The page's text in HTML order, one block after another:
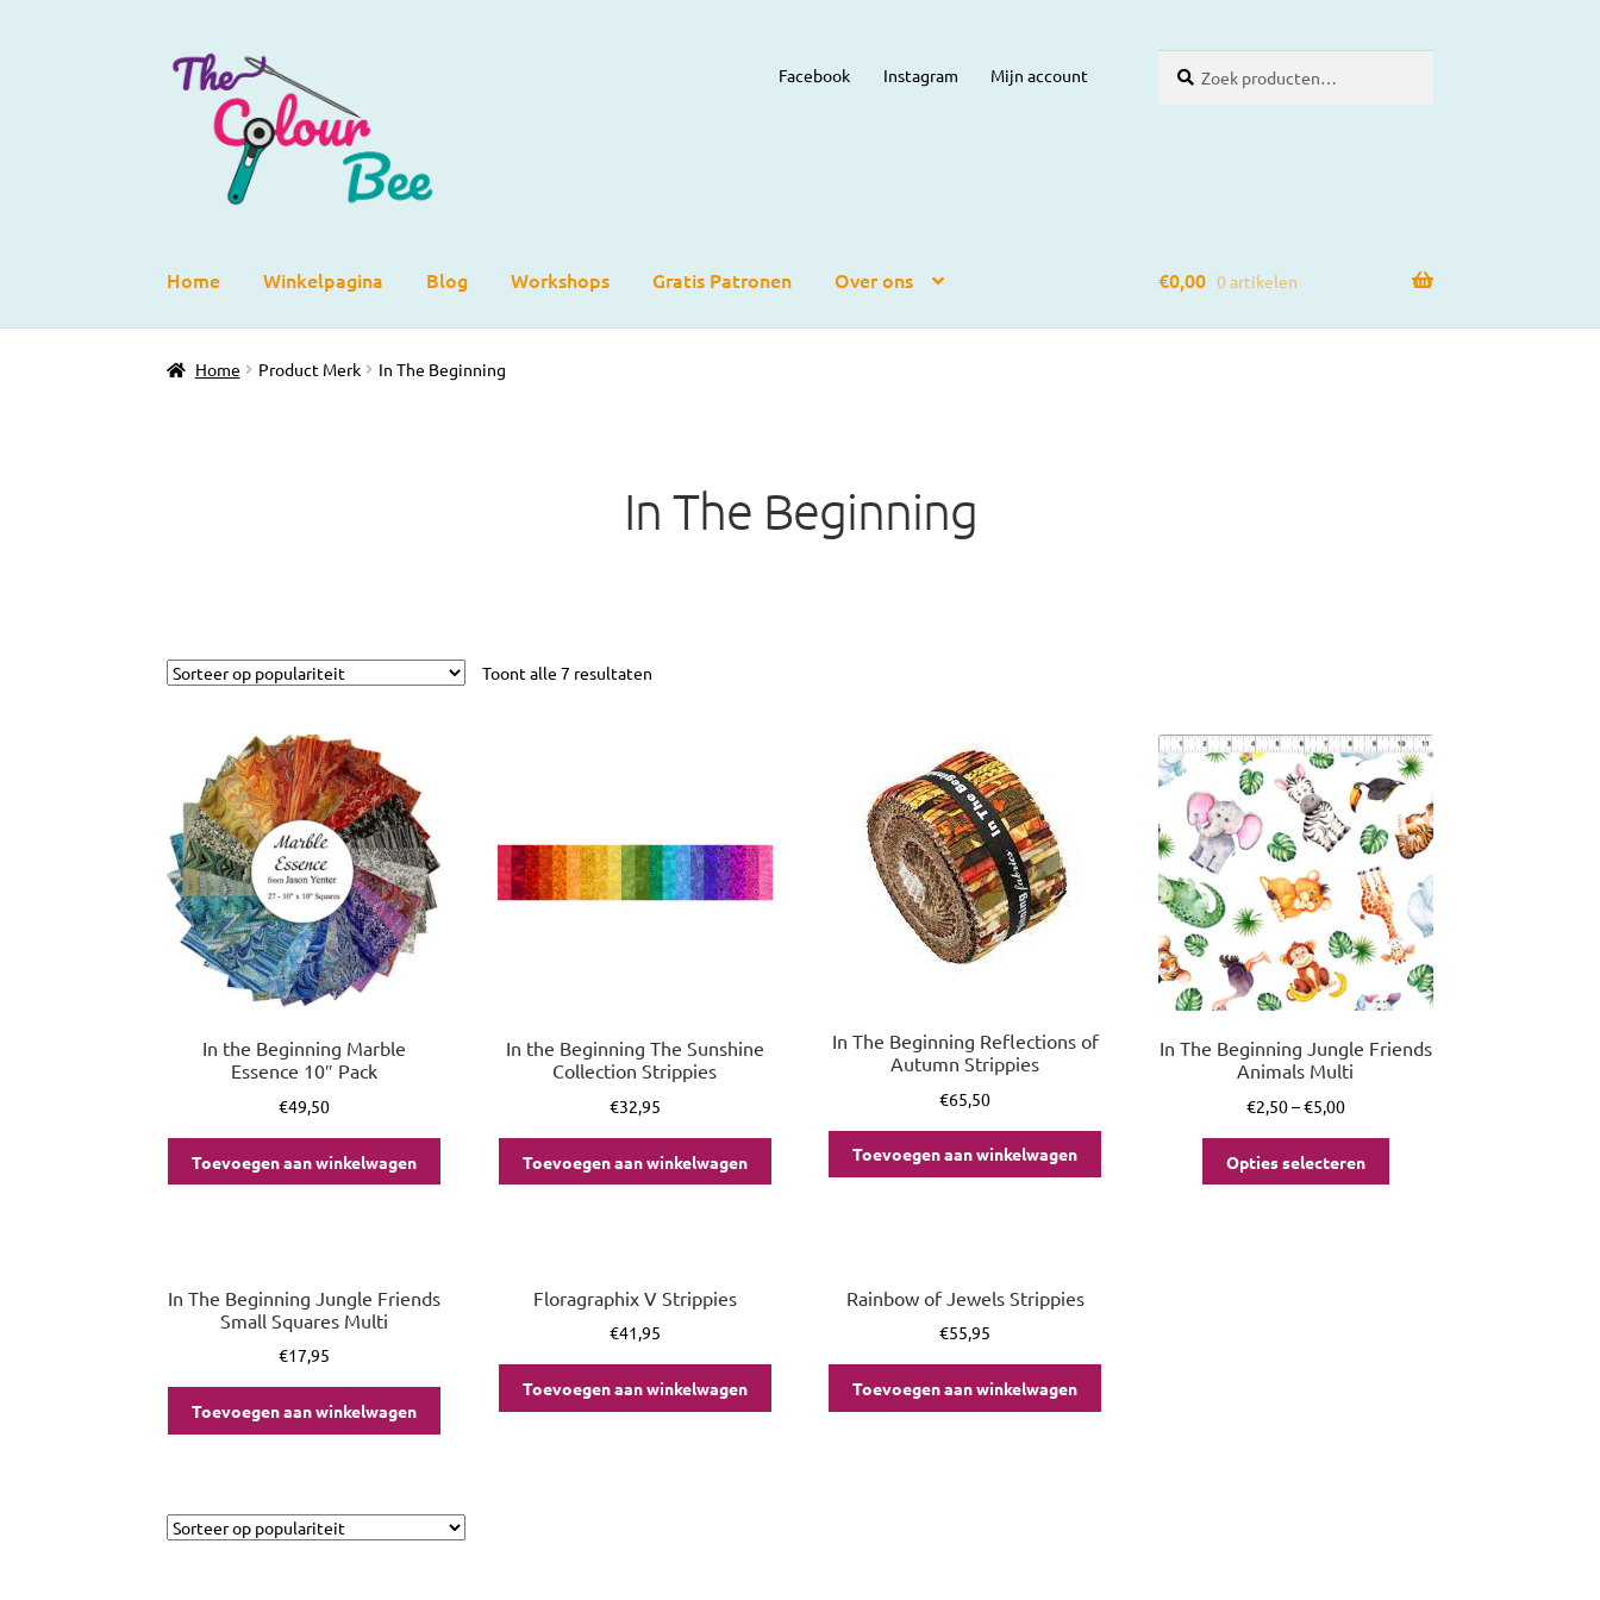
Ga
door
navigatie
Ga
direct
Facebook Instagram Mijn account
naar:
Home Winkelpagina Blog Workshops Gratis Patronen Over ons €0,00 0 artikelen
Home Product Merk In The Beginning
In The Beginning
Toont alle 7 resultaten
In the Beginning Marble
Essence 10″ Pack
€49,50
Toevoegen aan winkelwagen
In the Beginning The Sunshine
Collection Strippies
€32,95
Toevoegen aan winkelwagen
In The Beginning Reflections of
Autumn Strippies
€65,50
Toevoegen aan winkelwagen
In The Beginning Jungle Friends
Animals Multi
€2,50–€5,00
Opties selecteren
In The Beginning Jungle Friends
Small Squares Multi
€17,95
Toevoegen aan winkelwagen
Floragraphix V Strippies
€41,95
Toevoegen aan winkelwagen
Rainbow of Jewels Strippies
€55,95
Toevoegen aan winkelwagen